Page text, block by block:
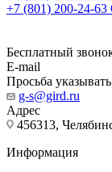
+7 (801) 200-24-63
Бесплатный
E-mail
Просьба
g-s@gird.ru
Адрес
456313,
Информация